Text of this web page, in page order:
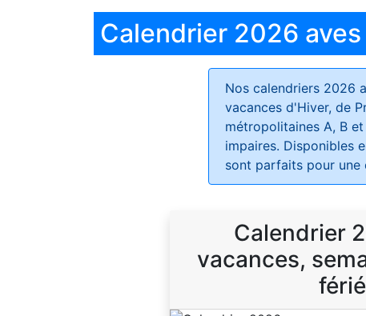
Calendrier 2026
Nos calendriers 2026
vacances d'Hiver, de
métropolitaines A, B
impaires. Disponibles
sont parfaits pour une
Calendrier
vacances,